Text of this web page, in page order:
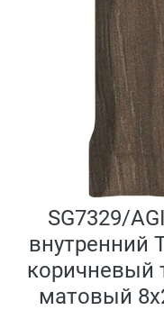
SG7329/
внутренний
коричневый
матовый